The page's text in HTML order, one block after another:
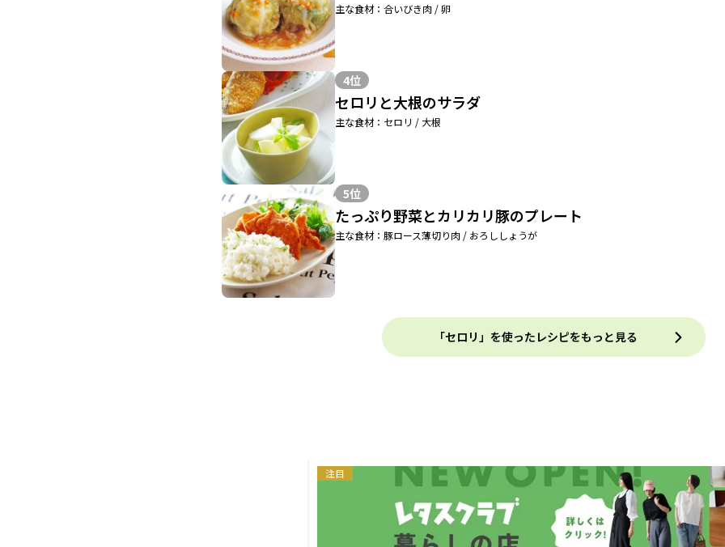
主な食材：合いびき肉 / 卵
4位
セロリと大根のサラダ
主な食材：セロリ / 大根
5位
たっぷり野菜とカリカリ豚のプレート
主な食材：豚ロース薄切り肉 / おろししょうが
「セロリ」を使ったレシピをもっと見る
注目